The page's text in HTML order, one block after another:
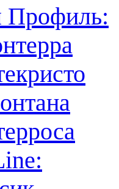
Профиль: